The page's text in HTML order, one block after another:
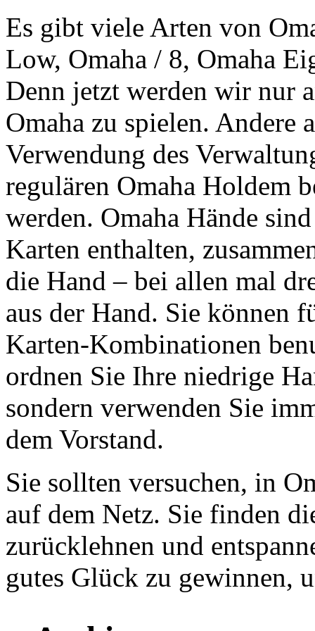
Es gibt viele Arten von
Low, Omaha / 8, Omaha
Denn jetzt werden wir nur
Omaha zu spielen. Andere
Verwendung des
regulären Omaha Holdem
werden. Omaha Hände
Karten enthalten,
die Hand – bei allen mal
aus der Hand. Sie können
Karten-Kombinationen
ordnen Sie Ihre niedrige
sondern verwenden Sie
dem Vorstand.
Sie sollten versuchen, in
auf dem Netz. Sie finden
zurücklehnen und
gutes Glück zu gewinnen,